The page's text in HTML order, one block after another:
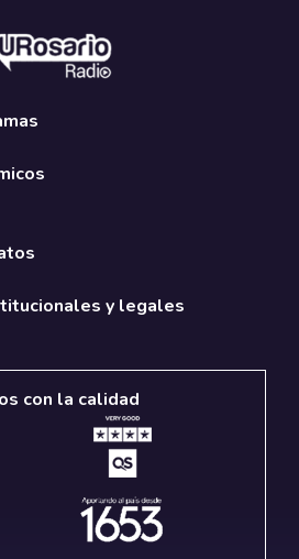
y legales
con la calidad